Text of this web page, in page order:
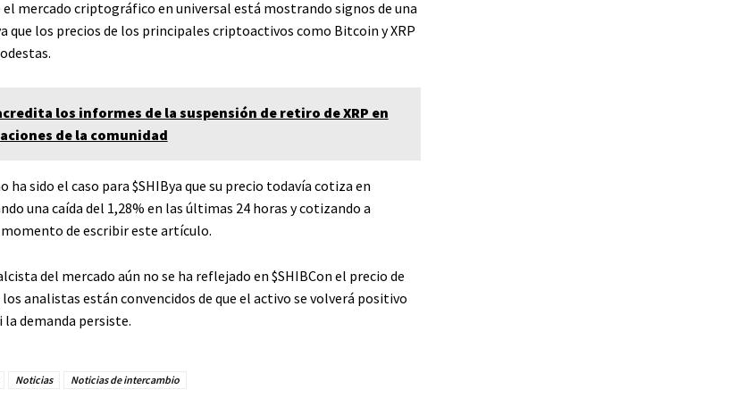
mercado criptográfico en universal está mostrando signos de una
que los precios de los principales criptoactivos como Bitcoin y XRP
los informes de la suspensión de retiro de XRP en
de la comunidad
ha sido el caso para$SHIBya que su precio todavía cotiza en
una caída del 1,28% en las últimas 24 horas y cotizando a
momento de escribir este artículo.
del mercado aún no se ha reflejado en $SHIBCon el precio de
analistas están convencidos de que el activo se volverá positivo
demanda persiste.
Noticias Noticias de intercambio